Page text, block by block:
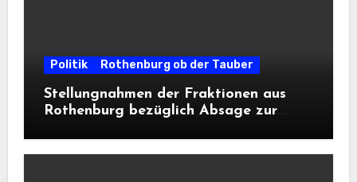
Politik Rothenburg ob der Tauber
Stellungnahmen der Fraktionen aus
Rothenburg bezüglich Absage zur